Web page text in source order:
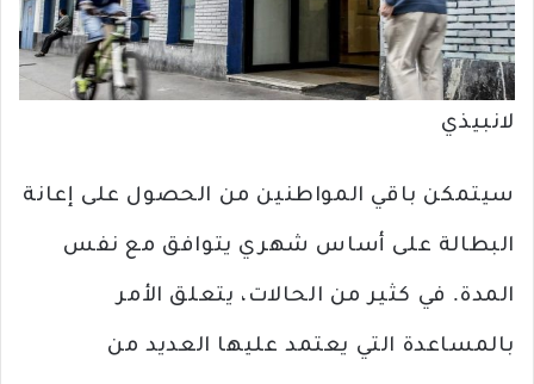
لانبيذي
سيتمكن باقي المواطنين من الحصول على إعانة
البطالة على أساس شهري يتوافق مع نفس
المدة. في كثير من الحالات، يتعلق الأمر
بالمساعدة التي يعتمد عليها العديد من